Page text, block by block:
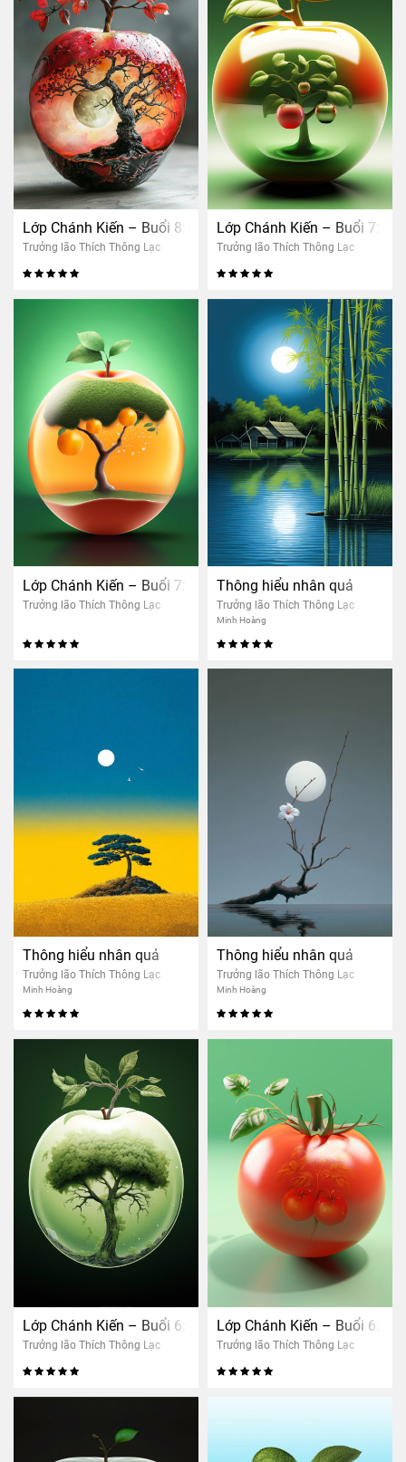
Lớp Chánh Kiến – Buổi 8: Nhân quả thảo mộc
Trưởng lão Thích Thông Lạc
Lớp Chánh Kiến – Buổi 7:
Trưởng lão Thích Thông Lạc
Lớp Chánh Kiến – Buổi 7: Nhân quả thảo mộc
Trưởng lão Thích Thông Lạc
Thông hiểu nhân quả
Trưởng lão Thích Thông Lạc
Minh Hoàng
Thông hiểu nhân quả
Trưởng lão Thích Thông Lạc
Minh Hoàng
Thông hiểu nhân quả
Trưởng lão Thích Thông Lạc
Minh Hoàng
Lớp Chánh Kiến – Buổi 6: Nhân quả thảo mộc
Trưởng lão Thích Thông Lạc
Lớp Chánh Kiến – Buổi 6:
Trưởng lão Thích Thông Lạc